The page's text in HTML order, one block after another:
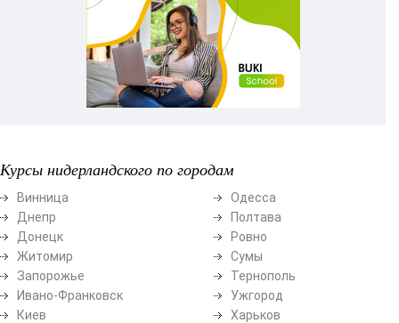
Курсы нидерландского по городам
Винница
Днепр
Донецк
Житомир
Запорожье
Ивано-Франковск
Киев
Одесса
Полтава
Ровно
Сумы
Тернополь
Ужгород
Харьков